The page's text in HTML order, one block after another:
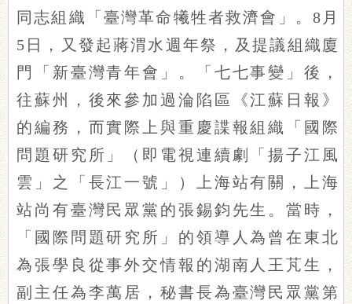
同志組織「臺灣革命犧牲者救濟會」。8月
5日，又發起蔣渭水週年祭，及提議組織廈
門「新臺灣青年會」。「七七事變」後，
往蘇州，後來參加過淪陷區《江蘇日報》
的編務，而實際上與重慶諜報組織「國際
問題研究所」（即電視連續劇「揚子江風
雲」之「長江一號」）上海站有關，上海
站尚有臺灣民眾黨的張錫鈞先生。當時，
「國際問題研究所」的領導人為曾在東北
為張學良從事外交情報的湖南人王芃生，
副主任為李萬居，秘書長為臺灣民眾黨第